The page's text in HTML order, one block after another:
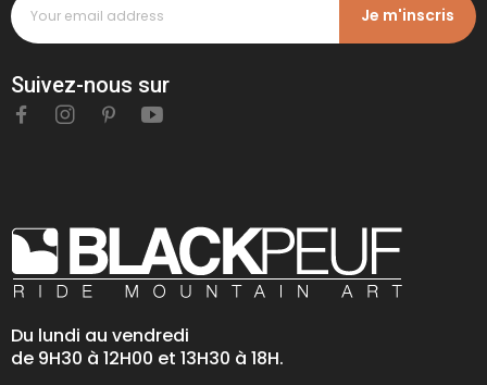
Je m'inscris
Suivez-nous sur
Du lundi au vendredi
de 9H30 à 12H00 et 13H30 à 18H.